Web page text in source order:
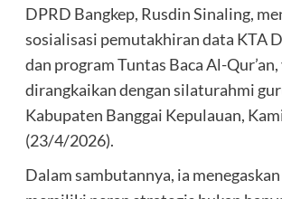
DPRD Bangkep, Rusdin Sinaling,
sosialisasi pemutakhiran data KTA
dan program Tuntas Baca Al-Qur’an,
dirangkaikan dengan silaturahmi
Kabupaten Banggai Kepulauan,
(23/4/2026).
Dalam sambutannya, ia